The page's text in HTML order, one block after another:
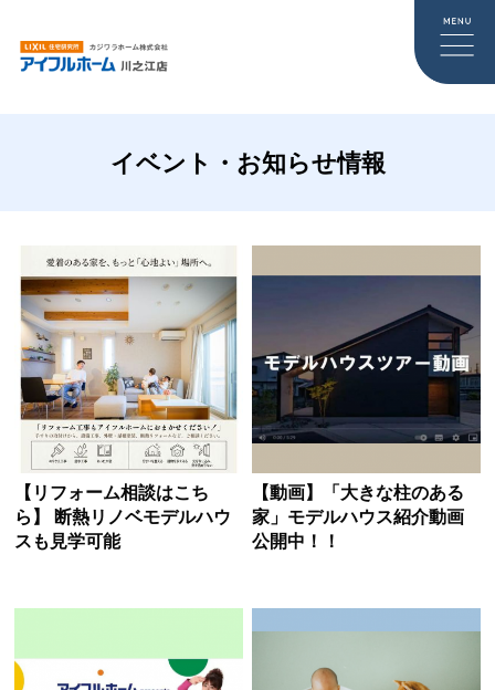
イベント・お知らせ情報
【リフォーム相談はこち
ら】 断熱リノベモデルハウ
スも見学可能
【動画】「大きな柱のある
家」モデルハウス紹介動画
公開中！！